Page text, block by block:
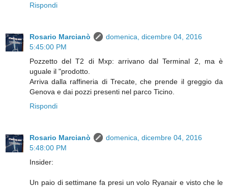
Rispondi
Rosario Marcianò
domenica, dicembre 04, 2016
5:45:00 PM
Pozzetto del T2 di Mxp: arrivano dal Terminal 2, ma è
uguale il "prodotto.
Arriva dalla raffineria di Trecate, che prende il greggio da
Genova e dai pozzi presenti nel parco Ticino.
Rispondi
Rosario Marcianò
domenica, dicembre 04, 2016
5:48:00 PM
Insider:
Un paio di settimane fa presi un volo Ryanair e visto che le